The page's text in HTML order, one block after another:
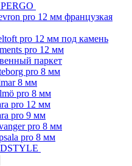
pro 12 мм французкая
pro 12 мм под камень
pro 12 мм
паркет
pro 8 мм
8 мм
pro 8 мм
pro 12 мм
pro 9 мм
pro 8 мм
pro 8 мм